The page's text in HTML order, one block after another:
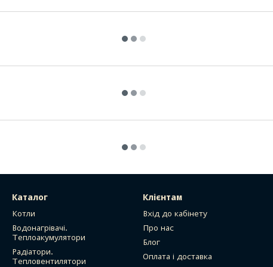
Каталог
Котли
Водонагрівачі.
Теплоакумулятори
Радіатори.
Тепловентилятори
Клієнтам
Вхід до кабінету
Про нас
Блог
Оплата і доставка